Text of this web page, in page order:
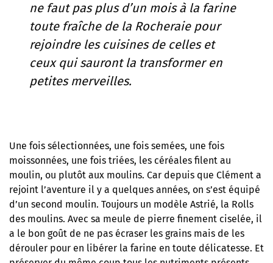
ne faut pas plus d’un mois à la farine
toute fraîche de la Rocheraie pour
rejoindre les cuisines de celles et
ceux qui sauront la transformer en
petites merveilles.
Une fois sélectionnées, une fois semées, une fois
moissonnées, une fois triées, les céréales filent au
moulin, ou plutôt aux moulins. Car depuis que Clément a
rejoint l’aventure il y a quelques années, on s’est équipé
d’un second moulin. Toujours un modèle Astrié, la Rolls
des moulins. Avec sa meule de pierre finement ciselée, il
a le bon goût de ne pas écraser les grains mais de les
dérouler pour en libérer la farine en toute délicatesse. Et